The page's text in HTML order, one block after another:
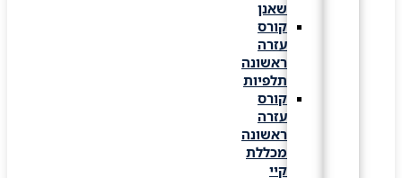
קורס
עזרה
ראשונה
תלפיות
קורס
עזרה
ראשונה
מכללת